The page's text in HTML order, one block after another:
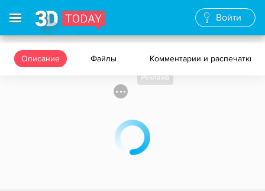
Войти
Описание Файлы Комментарии и распечатки
Реклама